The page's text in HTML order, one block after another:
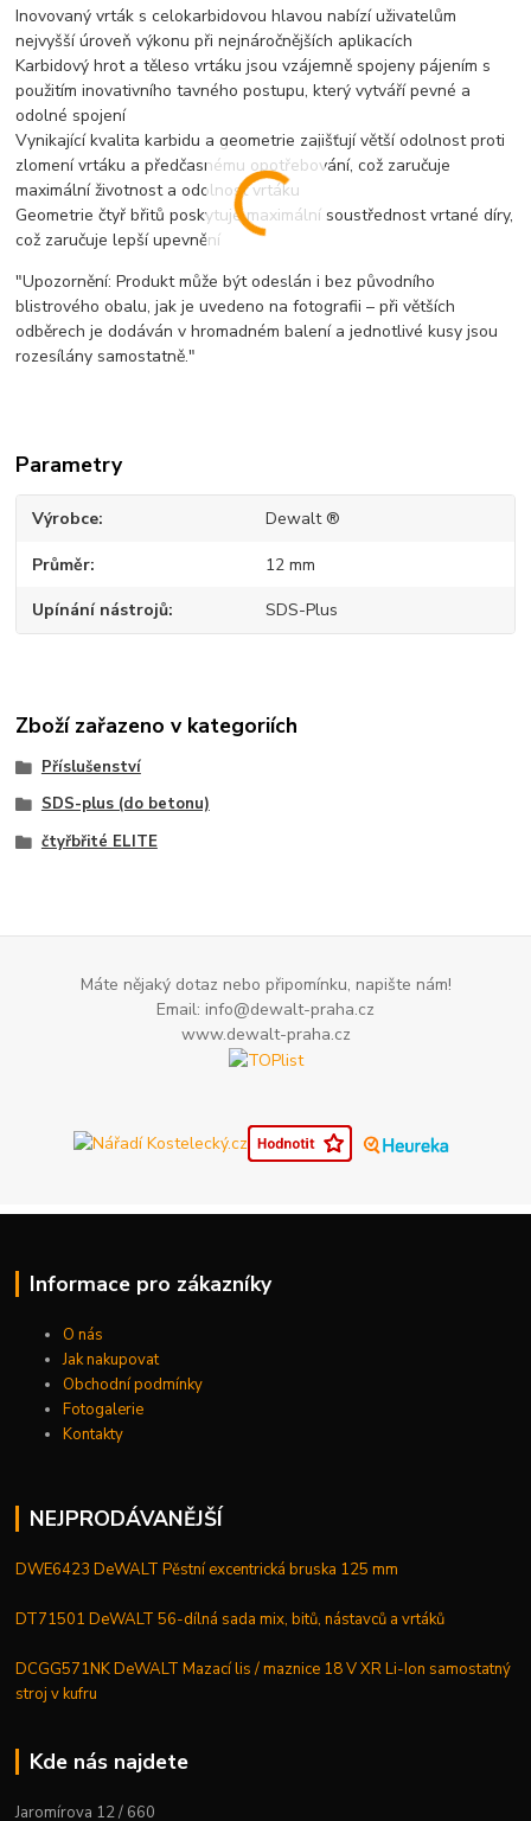
Inovovaný vrták s celokarbidovou hlavou nabízí uživatelům
nejvyšší úroveň výkonu při nejnáročnějších aplikacích
Karbidový hrot a těleso vrtáku jsou vzájemně spojeny pájením s
použitím inovativního tavného postupu, který vytváří pevné a
odolné spojení
Vynikající kvalita karbidu a geometrie zajišťují větší odolnost proti
zlomení vrtáku a předčasnému opotřebování, což zaručuje
maximální životnost a odolnost vrtáku
Geometrie čtyř břitů poskytuje maximální soustřednost vrtané díry,
což zaručuje lepší upevnění
"Upozornění: Produkt může být odeslán i bez původního
blistrového obalu, jak je uvedeno na fotografii – při větších
odběrech je dodáván v hromadném balení a jednotlivé kusy jsou
rozesílány samostatně."
Parametry
Výrobce Dewalt ®
Průměr 12 mm
Upínání nástrojů SDS-Plus
Zboží zařazeno v kategoriích
Příslušenství
SDS-plus (do betonu)
čtyřbřité ELITE
Máte nějaký dotaz nebo připomínku, napište nám!
Email: info@dewalt-praha.cz
www.dewalt-praha.cz
Informace pro zákazníky
O nás
Jak nakupovat
Obchodní podmínky
Fotogalerie
Kontakty
NEJPRODÁVANĚJŠÍ
DWE6423 DeWALT Pěstní excentrická bruska 125 mm
DT71501 DeWALT 56-dílná sada mix, bitů, nástavců a vrtáků
DCGG571NK DeWALT Mazací lis / maznice 18 V XR Li-Ion samostatný
stroj v kufru
Kde nás najdete
Jaromírova 12 / 660